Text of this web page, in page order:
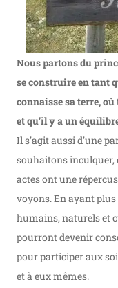
Nous partons du
se construire en tant
connaisse sa terre,
et qu’il y a un
Il s’agit aussi d’une
souhaitons inculquer,
actes ont une
voyons. En ayant
humains, naturels et
pourront devenir
pour participer aux
et à eux mêmes.